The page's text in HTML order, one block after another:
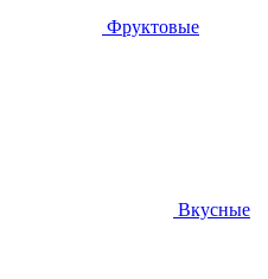
Фруктовые
Вкусные